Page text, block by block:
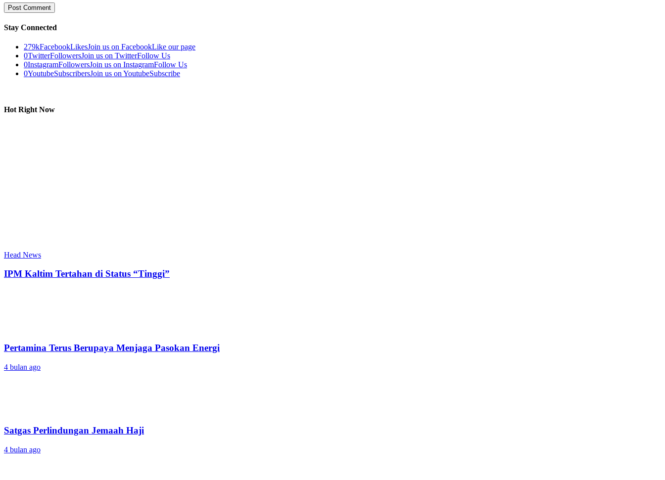
Stay Connected
279kFacebookLikesJoin us on FacebookLike our page
0TwitterFollowersJoin us on TwitterFollow Us
0InstagramFollowersJoin us on InstagramFollow Us
0YoutubeSubscribersJoin us on YoutubeSubscribe
Hot Right Now
Head News
IPM Kaltim Tertahan di Status “Tinggi”
Pertamina Terus Berupaya Menjaga Pasokan Energi
4 bulan ago
Satgas Perlindungan Jemaah Haji
4 bulan ago